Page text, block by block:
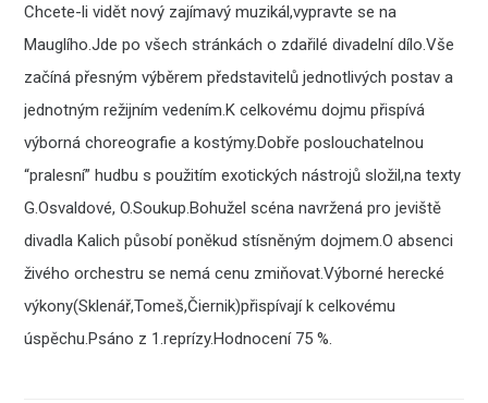
Chcete-li vidět nový zajímavý muzikál,vypravte se na
Mauglího.Jde po všech stránkách o zdařilé divadelní dílo.Vše
začíná přesným výběrem představitelů jednotlivých postav a
jednotným režijním vedením.K celkovému dojmu přispívá
výborná choreografie a kostýmy.Dobře poslouchatelnou
“pralesní” hudbu s použitím exotických nástrojů složil,na texty
G.Osvaldové, O.Soukup.Bohužel scéna navržená pro jeviště
divadla Kalich působí poněkud stísněným dojmem.O absenci
živého orchestru se nemá cenu zmiňovat.Výborné herecké
výkony(Sklenář,Tomeš,Čiernik)přispívají k celkovému
úspěchu.Psáno z 1.reprízy.Hodnocení 75 %.